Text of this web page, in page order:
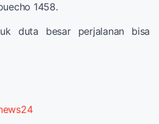
1458.
duta besar perjalanan bisa